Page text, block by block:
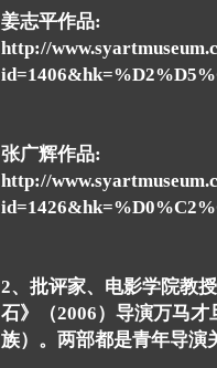
姜志平作品:
http://
张广辉作品:
http://
2、批评家、电影学院教
石》（2006）导演万马
族）。两部都是青年导演